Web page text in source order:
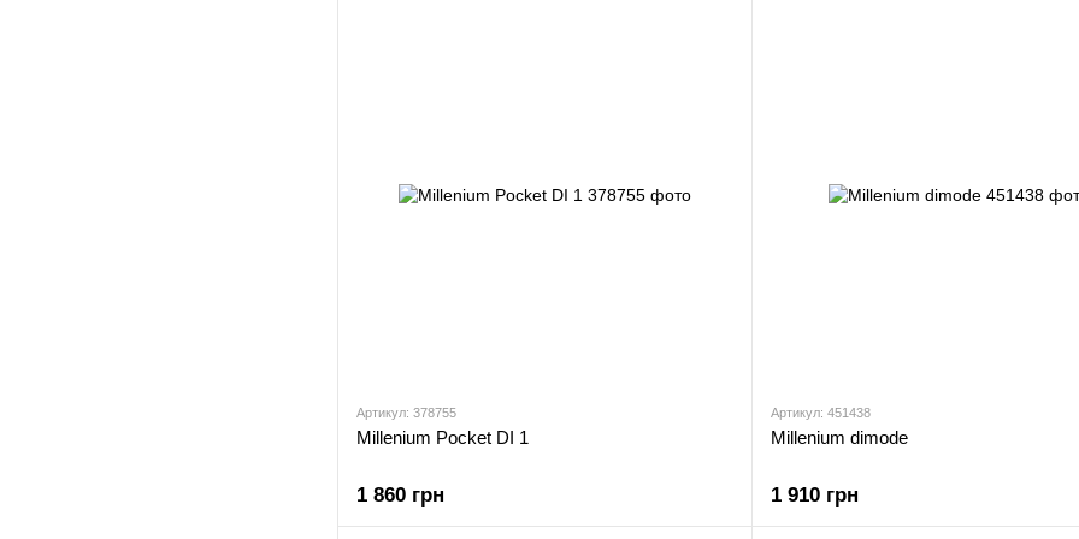
Артикул: 378755
Millenium Pocket DI 1
1 860 грн
Артикул: 451438
Millenium dimode
1 910 грн